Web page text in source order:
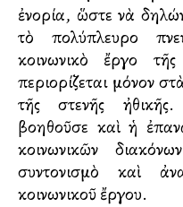
ἐνορία, ὥστε νὰ
τὸ πολύπλευρο
κοινωνικὸ ἔργο
περιορίζεται μόνον
τῆς στενῆς
βοηθοῦσε καὶ ἡ
κοινωνικῶν
συντονισμὸ καὶ
κοινωνικοῦ ἔργου.